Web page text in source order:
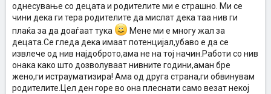
однесување со децата и родителите ми е страшно. Ми се
чини дека ги тера родителите да мислат дека таа нив ги
плаќа за да доаѓаат тука
Мене ми е многу жал за
децата.Се гледа дека имаат потенцијал,убаво е да се
извлече од нив најдоброто,ама не на тој начин.Работи со нив
онака како што дозволуваат нивните години,аман бре
жено,ги истрауматизира! Ама од друга страна,ги обвинувам
родителите.Цел ден горе во она плеснати само везат некој